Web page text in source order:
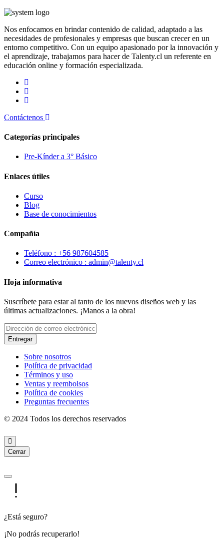
Nos enfocamos en brindar contenido de calidad, adaptado a las
necesidades de profesionales y empresas que buscan crecer en un
entorno competitivo. Con un equipo apasionado por la innovación y
el aprendizaje, trabajamos para hacer de Talenty.cl un referente en
educación online y formación especializada.
Contáctenos
Categorías principales
Pre-Kínder a 3° Básico
Enlaces útiles
Curso
Blog
Base de conocimientos
Compañía
Teléfono : +56 987604585
Correo electrónico : admin@talenty.cl
Hoja informativa
Suscríbete para estar al tanto de los nuevos diseños web y las
últimas actualizaciones. ¡Manos a la obra!
Entregar
Sobre nosotros
Política de privacidad
Términos y uso
Ventas y reembolsos
Política de cookies
Preguntas frecuentes
© 2024 Todos los derechos reservados
Cerrar
¿Está seguro?
¡No podrás recuperarlo!